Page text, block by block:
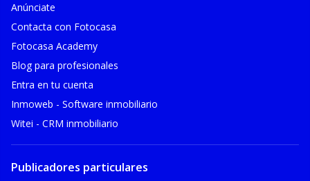
Anúnciate
Contacta con Fotocasa
Fotocasa Academy
Blog para profesionales
Entra en tu cuenta
Inmoweb - Software inmobiliario
Witei - CRM inmobiliario
Publicadores particulares